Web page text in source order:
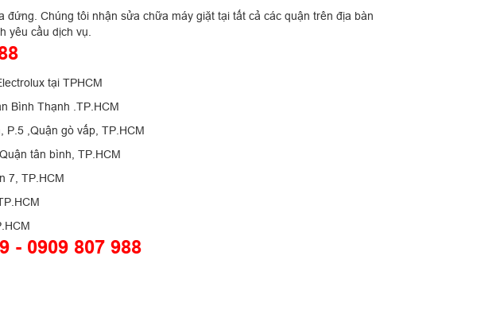
Chúng tôi nhận sửa chữa máy giặt tại tất cả các quận trên địa bàn
yêu cầu dịch vụ.
tại TPHCM
Bình Thạnh .TP.HCM
P.5 ,Quận gò vấp, TP.HCM
tân bình, TP.HCM
7, TP.HCM
- 0909 807 988